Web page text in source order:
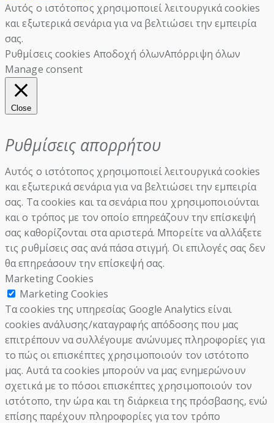
Αυτός ο ιστότοπος χρησιμοποιεί λειτουργικά cookies
και εξωτερικά σενάρια για να βελτιώσει την εμπειρία
σας.
Ρυθμίσεις cookies Αποδοχή όλωνΑπόρριψη όλων
Manage consent
Close
Ρυθμίσεις απορρήτου
Αυτός ο ιστότοπος χρησιμοποιεί λειτουργικά cookies
και εξωτερικά σενάρια για να βελτιώσει την εμπειρία
σας. Τα cookies και τα σενάρια που χρησιμοποιούνται
και ο τρόπος με τον οποίο επηρεάζουν την επίσκεψή
σας καθορίζονται στα αριστερά. Μπορείτε να αλλάξετε
τις ρυθμίσεις σας ανά πάσα στιγμή. Οι επιλογές σας δεν
θα επηρεάσουν την επίσκεψή σας.
Marketing Cookies
Marketing Cookies
Τα cookies της υπηρεσίας Google Analytics είναι
cookies ανάλυσης/καταγραφής απόδοσης που μας
επιτρέπουν να συλλέγουμε ανώνυμες πληροφορίες για
το πώς οι επισκέπτες χρησιμοποιούν τον ιστότοπο
μας. Αυτά τα cookies μπορούν να μας ενημερώνουν
σχετικά με το πόσοι επισκέπτες χρησιμοποιούν τον
ιστότοπο, την ώρα και τη διάρκεια της πρόσβασης, ενώ
επίσης παρέχουν πληροφορίες για τον τρόπο